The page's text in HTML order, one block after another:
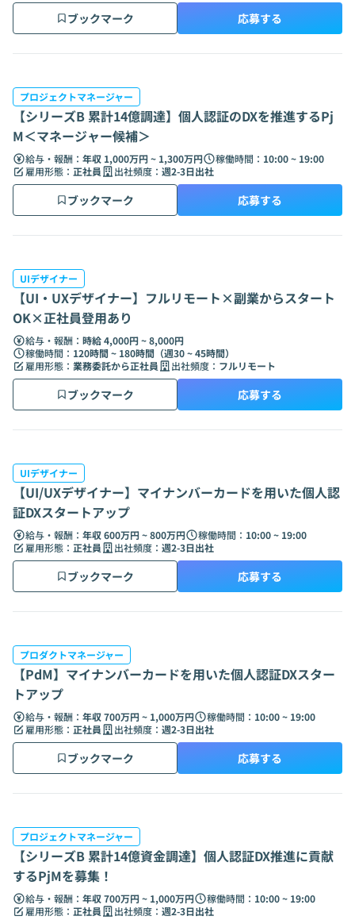
応募する
ブックマーク
プロジェクトマネージャー
【シリーズB 累計14億調達】個人認証のDXを推進するPj
M＜マネージャー候補＞
給与・報酬： 年収 1,000万円 ~ 1,300万円 稼働時間： 10:00 ~ 19:00
雇用形態： 正社員 出社頻度： 週2-3日出社
応募する
ブックマーク
UIデザイナー
【UI・UXデザイナー】フルリモート×副業からスタート
OK×正社員登用あり
給与・報酬： 時給 4,000円 ~ 8,000円
稼働時間： 120時間 ~ 180時間（週30 ~ 45時間）
雇用形態： 業務委託から正社員 出社頻度： フルリモート
応募する
ブックマーク
UIデザイナー
【UI/UXデザイナー】マイナンバーカードを用いた個人認
証DXスタートアップ
給与・報酬： 年収 600万円 ~ 800万円 稼働時間： 10:00 ~ 19:00
雇用形態： 正社員 出社頻度： 週2-3日出社
応募する
ブックマーク
プロダクトマネージャー
【PdM】マイナンバーカードを用いた個人認証DXスター
トアップ
給与・報酬： 年収 700万円 ~ 1,000万円 稼働時間： 10:00 ~ 19:00
雇用形態： 正社員 出社頻度： 週2-3日出社
応募する
ブックマーク
プロジェクトマネージャー
【シリーズB 累計14億資金調達】個人認証DX推進に貢献
するPjMを募集！
給与・報酬： 年収 700万円 ~ 1,000万円 稼働時間： 10:00 ~ 19:00
雇用形態： 正社員 出社頻度： 週2-3日出社